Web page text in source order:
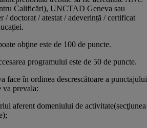
Calificări), UNCTAD Geneva sau
/ doctorat / atestat / adeverință / certificat
obţine este de 100 de puncte.
programului este de 50 de puncte.
face în ordinea descrescătoare a punctajului
va prevala:
aferent domeniului de activitate(secţiunea